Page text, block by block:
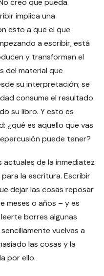
implica una
esto a que el que
a escribir, está
y transforman el
del material que
su interpretación; se
consume el resultado
su libro. Y esto es
¿qué es aquello que vas
puede tener?
de la inmediatez
la escritura. Escribir
dejar las cosas reposar
meses o años – y es
borres algunas
vuelvas a
las cosas y la
por ello.